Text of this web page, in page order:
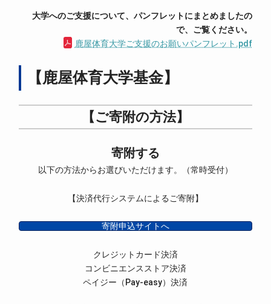
大学へのご支援について、パンフレットにまとめましたの
で、ご覧ください。
鹿屋体育大学ご支援のお願いパンフレット.pdf
【鹿屋体育大学基金】
【ご寄附の方法】
寄附する
以下の方法からお選びいただけます。（常時受付）
【決済代行システムによるご寄附】
寄附申込サイトへ
クレジットカード決済
コンビニエンスストア決済
ペイジー（Pay-easy）決済